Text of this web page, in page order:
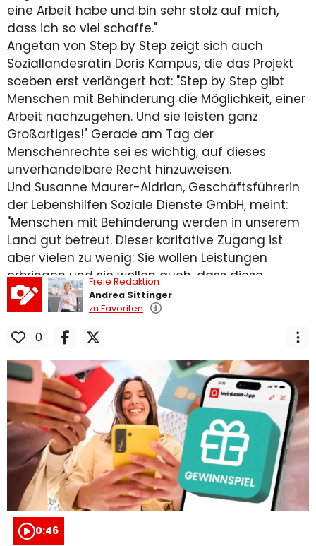
Freie Redaktion
Andrea Sittinger
zu Favoriten
0
eine Arbeit habe und bin sehr stolz auf mich,
dass ich so viel schaffe."
Angetan von Step by Step zeigt sich auch
Soziallandesrätin Doris Kampus, die das Projekt
soeben erst verlängert hat: "Step by Step gibt
Menschen mit Behinderung die Möglichkeit, einer
Arbeit nachzugehen. Und sie leisten ganz
Großartiges!" Gerade am Tag der
Menschenrechte sei es wichtig, auf dieses
unverhandelbare Recht hinzuweisen.
Und Susanne Maurer-Aldrian, Geschäftsführerin
der Lebenshilfen Soziale Dienste GmbH, meint:
"Menschen mit Behinderung werden in unserem
Land gut betreut. Dieser karitative Zugang ist
aber vielen zu wenig: Sie wollen Leistungen
erbringen und sie wollen auch, dass diese
Leistungen gesehen werden." Die Verlängerung
des Projekts sei daher ein wichtiger Schritt
Richtung Inklusion am Arbeitsmarkt.
0:46